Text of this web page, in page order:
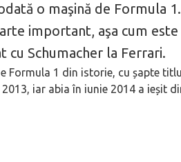
o maşină de Formula
important, aşa cum
cu Schumacher la Ferrari.
Formula 1 din istorie, cu șapte
iar abia în iunie 2014 a ieșit